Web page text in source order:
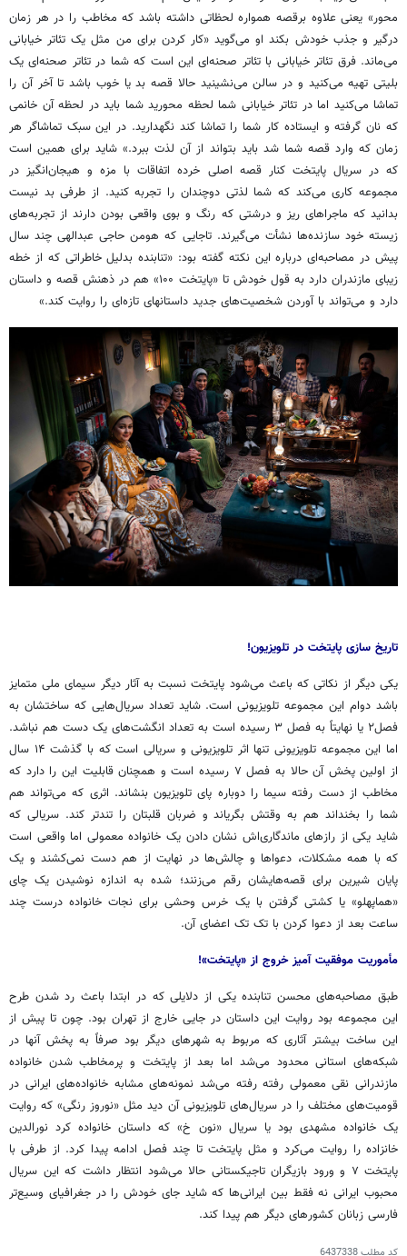
محور» یعنی علاوه برقصه همواره لحظاتی داشته باشد که مخاطب را در هر زمان
درگیر و جذب خودش بکند او می‌گوید «کار کردن برای من مثل یک تئاتر خیابانی
می‌ماند. فرق تئاتر خیابانی با تئاتر صحنه‌ای این است که شما در تئاتر صحنه‌ای یک
بلیتی تهیه می‌کنید و در سالن می‌نشینید حالا قصه بد یا خوب باشد تا آخر آن را
تماشا می‌کنید اما در تئاتر خیابانی شما لحظه محورید شما باید در لحظه آن خانمی
که نان گرفته و ایستاده کار شما را تماشا کند نگهدارید. در این سبک تماشاگر هر
زمان که وارد قصه شما شد باید بتواند از آن لذت ببرد.» شاید برای همین است
که در سریال پایتخت کنار قصه اصلی خرده اتفاقات با مزه و هیجان‌انگیز در
مجموعه کاری می‌کند که شما لذتی دوچندان را تجربه کنید. از طرفی بد نیست
بدانید که ماجراهای ریز و درشتی که رنگ و بوی واقعی بودن دارند از تجربه‌های
زیسته خود سازنده‌ها نشأت می‌گیرند.تاجایی که هومن حاجی عبدالهی چند سال
پیش در مصاحبه‌ای درباره این نکته گفته بود: «تنابنده بدلیلخاطراتی که از خطه
زیبای مازندران دارد به قول خودش تا «پایتخت ۱۰۰» هم در ذهنش قصه و داستان
دارد و می‌تواند با آوردن شخصیت‌های جدید داستانهای تازه‌ای را روایت کند.»
تاریخ سازی پایتخت در تلویزیون!
یکی دیگر از نکاتی که باعث می‌شود پایتخت نسبت به آثار دیگر سیمای ملی متمایز
باشد دوام این مجموعه تلویزیونی است. شاید تعداد سریال‌هایی که ساختشان به
فصل‌۲
یا نهایتاً به فصل ۳ رسیده است به تعداد انگشت‌های یک دست هم نباشد.
اما این مجموعه تلویزیونی تنها اثر تلویزیونی و سریالی است که با گذشت ۱۴ سال
از اولین پخش آن حالا به فصل ۷ رسیده است و همچنان قابلیت این را دارد که
مخاطب از دست رفته سیما را دوباره پای تلویزیون بنشاند. اثری که می‌تواند هم
شما را بخنداند هم به وقتش بگریاند و ضربان قلبتان را تندتر کند. سریالی که
شاید یکی از رازهای ماندگاری‌اش نشان دادن یک خانواده معمولی اما واقعی است
که با همه مشکلات، دعواها و چالش‌ها در نهایت از هم دست نمی‌کشند و یک
پایان شیرین برای قصه‌هایشان رقم می‌زنند؛ شده به اندازه نوشیدن یک چای
«هماپهلو» یا کشتی گرفتن با یک خرس وحشی برای نجات خانواده درست چند
ساعت بعد از دعوا کردن با تک تک اعضای آن.
مأموریت موفقیت آمیز خروج از «پایتخت»!
طبق مصاحبه‌های محسن تنابنده یکی از دلایلی که در ابتدا باعث رد شدن طرح
این مجموعه بود روایت این داستان در جایی خارج از تهران بود. چون تا پیش از
این ساخت بیشتر آثاری که مربوط به شهرهای دیگر بود صرفاً به پخش آنها در
شبکه‌های استانی محدود می‌شد اما بعد از پایتخت و پرمخاطب شدن خانواده
مازندرانی نقی معمولی رفته رفته می‌شد نمونه‌های مشابه خانواده‌های ایرانی در
قومیت‌های مختلف را در سریال‌های تلویزیونی آن دید مثل «نوروز رنگی» که روایت
یک خانواده مشهدی بود یا سریال «نون خ» که داستان خانواده کرد نورالدین
خانزاده را روایت می‌کرد و مثل پایتخت تا چند فصل ادامه پیدا کرد. از طرفی با
پایتخت ۷ و ورود بازیگران تاجیکستانی حالا می‌شود انتظار داشت که این سریال
محبوب ایرانی نه فقط بین ایرانی‌ها که شاید جای خودش را در جغرافیای وسیع‌تر
فارسی زبانان کشورهای دیگر هم پیدا کند.